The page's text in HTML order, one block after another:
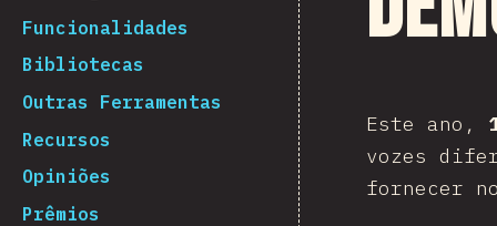
Funcionalidades
Bibliotecas
Outras Ferramentas
Recursos
Opiniões
Prêmios
Este ano,
vozes
fornecer